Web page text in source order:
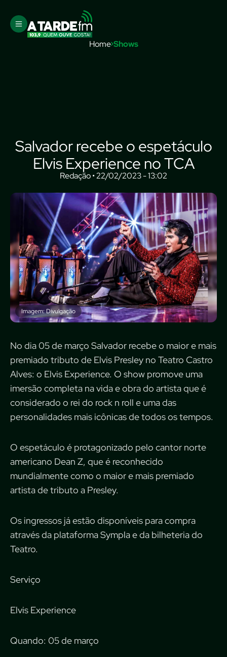
Home Shows
Salvador recebe o espetáculo
Elvis Experience no TCA
Redação • 22/02/2023 - 13:02
Imagem: Divulgação
No dia 05 de março Salvador recebe o maior e mais
premiado tributo de Elvis Presley no Teatro Castro
Alves: o Elvis Experience. O show promove uma
imersão completa na vida e obra do artista que é
considerado o rei do rock n roll e uma das
personalidades mais icônicas de todos os tempos.
O espetáculo é protagonizado pelo cantor norte
americano Dean Z, que é reconhecido
mundialmente como o maior e mais premiado
artista de tributo a Presley.
Os ingressos já estão disponíveis para compra
através da plataforma Sympla e da bilheteria do
Teatro.
Serviço
Elvis Experience
Quando: 05 de março